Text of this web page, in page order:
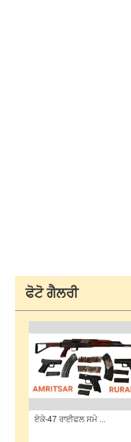
ਫੋਟੋ ਗੈਲਰੀ
ਏਕੇ-47 ਰਾਈਫਲ ਸਮੇ ...